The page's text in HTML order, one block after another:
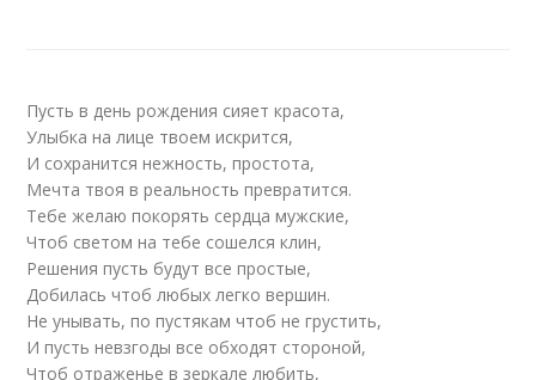
Пусть в день рождения сияет красота,
Улыбка на лице твоем искрится,
И сохранится нежность, простота,
Мечта твоя в реальность превратится.
Тебе желаю покорять сердца мужские,
Чтоб светом на тебе сошелся клин,
Решения пусть будут все простые,
Добилась чтоб любых легко вершин.
Не унывать, по пустякам чтоб не грустить,
И пусть невзгоды все обходят стороной,
Чтоб отраженье в зеркале любить,